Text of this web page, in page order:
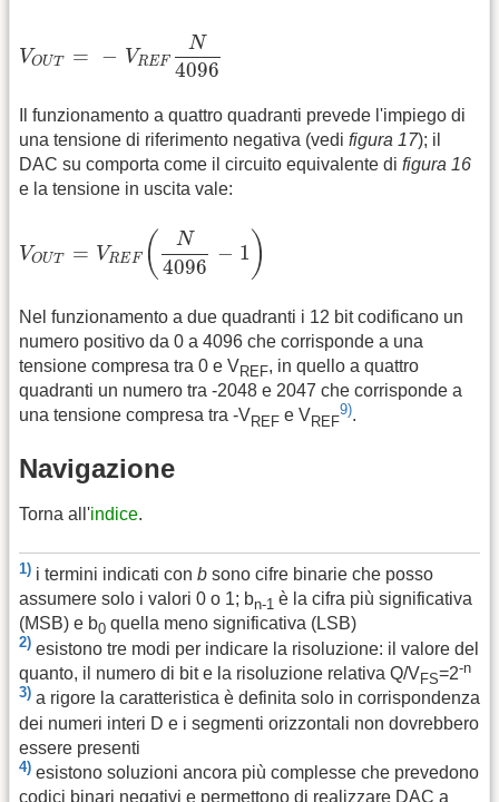
VOUT = − VREF
N
4096
4096
Il funzionamento a quattro quadranti prevede l'impiego di
una tensione di riferimento negativa (vedi figura 17); il
DAC su comporta come il circuito equivalente di figura 16
e la tensione in uscita vale:
VOUT = VREF ( N
4096
− 1 )
(N 4096
Nel funzionamento a due quadranti i 12 bit codificano un
numero positivo da 0 a 4096 che corrisponde a una
tensione compresa tra 0 e VREF, in quello a quattro
quadranti un numero tra -2048 e 2047 che corrisponde a
una tensione compresa tra -V REF e V REF
9).
Navigazione
Torna all'indice.
1) i termini indicati con b sono cifre binarie che posso
assumere solo i valori 0 o 1; bn-1 è la cifra più significativa
(MSB) e b0 quella meno significativa (LSB)
2) esistono tre modi per indicare la risoluzione: il valore del
quanto, il numero di bit e la risoluzione relativa Q/VFS=2-n
3) a rigore la caratteristica è definita solo in corrispondenza
dei numeri interi D e i segmenti orizzontali non dovrebbero
essere presenti
4) esistono soluzioni ancora più complesse che prevedono
codici binari negativi e permettono di realizzare DAC a